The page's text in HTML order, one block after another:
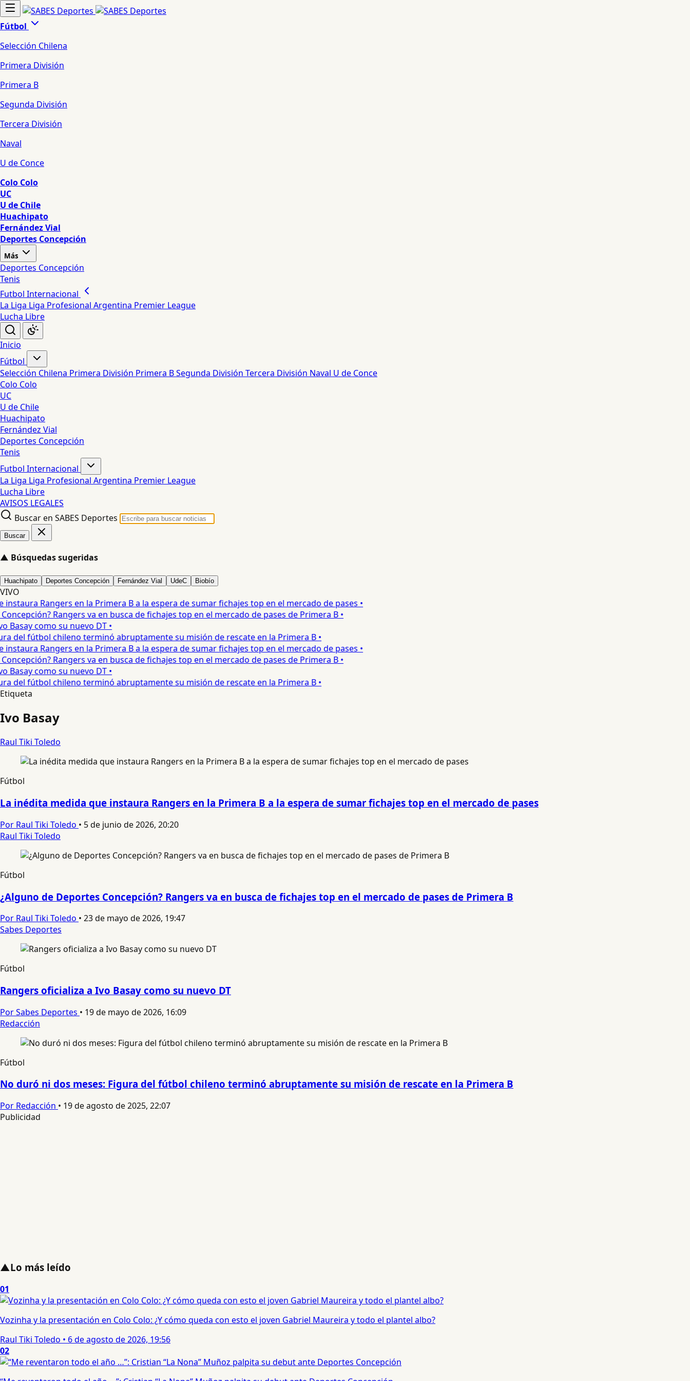
Fútbol
Selección Chilena
Primera División
Primera B
Segunda División
Tercera División
Naval
U de Conce
Colo Colo
UC
U de Chile
Huachipato
Fernández Vial
Deportes Concepción
Más
Deportes Concepción
Tenis
Futbol Internacional
La Liga Liga Profesional Argentina Premier League
Lucha Libre
Inicio
Fútbol
Selección Chilena Primera División Primera BSegunda División Tercera División Naval U de Conce
Colo Colo
UC
U de Chile
Huachipato
Fernández Vial
Deportes Concepción
Tenis
Futbol Internacional
La Liga Liga Profesional Argentina Premier League
Lucha Libre
AVISOS LEGALES
Buscar en SABES Deportes
Buscar
▲ Búsquedas sugeridas
Huachipato Deportes Concepción Fernández Vial UdeC Biobío
VIVO
Rangers en la Primera B a la espera de sumar fichajes top en el mercado de pases •
Rangers va en busca de fichajes top en el mercado de pases de Primera B •
como su nuevo DT •
del fútbol chileno terminó abruptamente su misión de rescate en la Primera B •
Rangers en la Primera B a la espera de sumar fichajes top en el mercado de pases •
Rangers va en busca de fichajes top en el mercado de pases de Primera B •
como su nuevo DT •
del fútbol chileno terminó abruptamente su misión de rescate en la Primera B •
Etiqueta
Ivo Basay
Raul Tiki Toledo
Fútbol
La inédita medida que instaura Rangers en la Primera B a la espera de sumar fichajes top en el mercado de pases
Por Raul Tiki Toledo • 5 de junio de 2026, 20:20
Raul Tiki Toledo
Fútbol
¿Alguno de Deportes Concepción? Rangers va en busca de fichajes top en el mercado de pases de Primera B
Por Raul Tiki Toledo • 23 de mayo de 2026, 19:47
Sabes Deportes
Fútbol
Rangers oficializa a Ivo Basay como su nuevo DT
Por Sabes Deportes • 19 de mayo de 2026, 16:09
Redacción
Fútbol
No duró ni dos meses: Figura del fútbol chileno terminó abruptamente su misión de rescate en la Primera B
Por Redacción • 19 de agosto de 2025, 22:07
Publicidad
▲Lo más leído
01
Vozinha y la presentación en Colo Colo: ¿Y cómo queda con esto el joven Gabriel Maureira y todo el plantel albo?
Raul Tiki Toledo • 6 de agosto de 2026, 19:56
02